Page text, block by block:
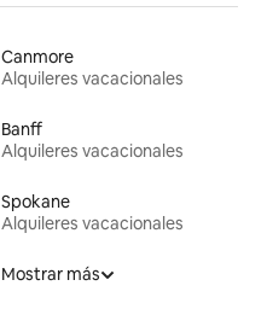
Canmore
Alquileres vacacionales
Banff
Alquileres vacacionales
Spokane
Alquileres vacacionales
Mostrar más